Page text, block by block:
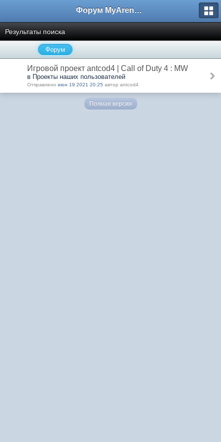
Форум MyArena.ru
Результаты поиска
Форум
Игровой проект antcod4 | Call of Duty 4 : MW
в Проекты наших пользователей
Отправлено июн 19 2021 20:25 автор antcod4
Полная версия